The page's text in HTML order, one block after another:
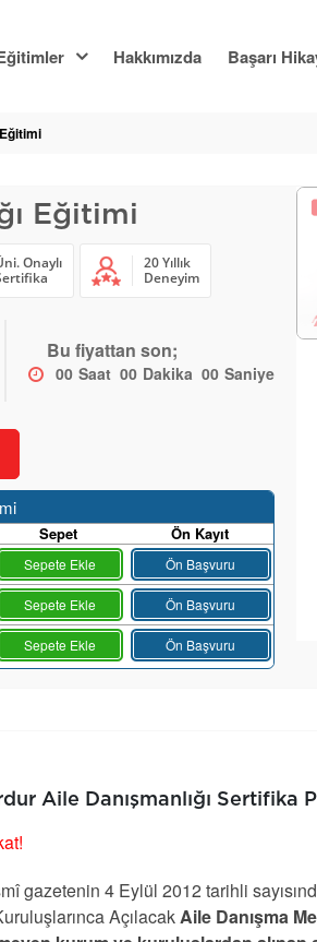
Hakkımızda Başarı
Eğitimi
Onaylı
20 Yıllık
Deneyim
Bu fiyattan son;
00 Saat 00 Dakika 00 Saniye
Sepet
Ön Kayıt
Sepete Ekle Ön Başvuru
Sepete Ekle Ön Başvuru
Sepete Ekle Ön Başvuru
Aile Danışmanlığı Sertifika
gazetenin 4 Eylül 2012 tarihli
Açılacak Aile Danışma